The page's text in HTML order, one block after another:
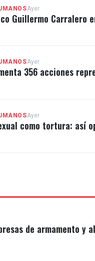
Ayer
Guillermo Carralero
Ayer
356 acciones
Ayer
como tortura: así
de armamento